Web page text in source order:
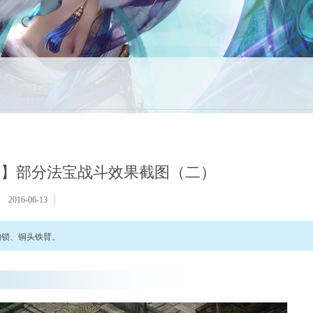
部分法宝战斗效果截图（二）
2016-06-13
、铜头铁臂。